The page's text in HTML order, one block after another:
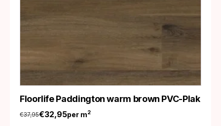
Floorlife Paddington warm brown PVC-Plak
€37,95
Oorspronkelijke
€32,95
Huidige
per m2